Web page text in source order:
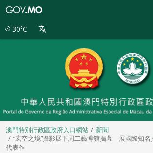
30°C
澳門特別行政區政府入口網站
新聞
“宏空之境”攝影展下周二藝博館揭幕 展國際知名
代表作